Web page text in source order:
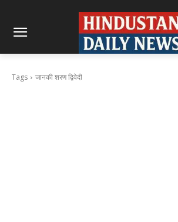
Tags जानकी शरण द्विवेदी